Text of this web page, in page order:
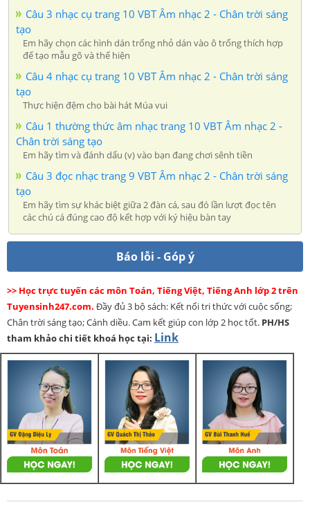
Câu 3 nhạc cụ trang 10 VBT Âm nhạc 2 - Chân trời sáng
tạo
Em hãy chọn các hình dán trống nhỏ dán vào ô trống thích hợp
để tạo mẫu gõ và thể hiện
Câu 4 nhạc cụ trang 10 VBT Âm nhạc 2 - Chân trời sáng
tạo
Thực hiện đệm cho bài hát Múa vui
Câu 1 thường thức âm nhạc trang 10 VBT Âm nhạc 2 -
Chân trời sáng tạo
Em hãy tìm và đánh dấu (v) vào bạn đang chơi sênh tiền
Câu 3 đọc nhạc trang 9 VBT Âm nhạc 2 - Chân trời sáng
tạo
Em hãy tìm sự khác biệt giữa 2 đàn cá, sau đó lần lượt đọc tên
các chú cá đúng cao độ kết hợp với ký hiệu bàn tay
Báo lỗi - Góp ý
>> Học trực tuyến các môn Toán, Tiếng Việt, Tiếng Anh lớp 2 trên
Tuyensinh247.com. Đầy đủ 3 bộ sách: Kết nối tri thức với cuộc sống;
Chân trời sáng tạo; Cánh diều. Cam kết giúp con lớp 2 học tốt. PH/HS
tham khảo chi tiết khoá học tại: Link